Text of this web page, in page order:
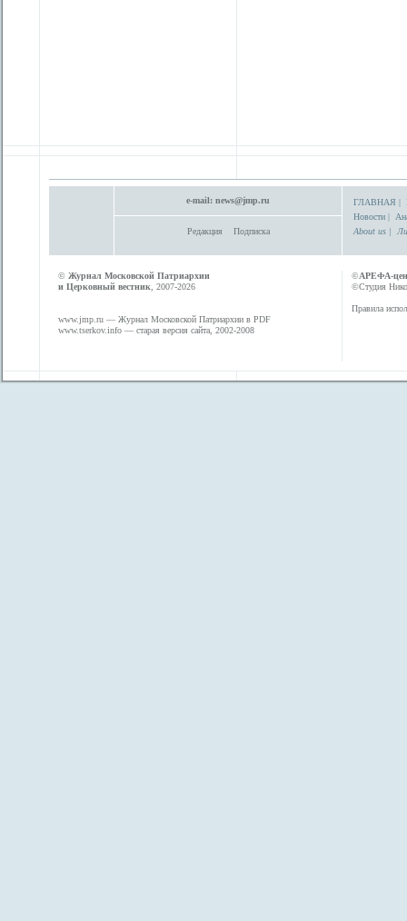
e-mail: news@jmp.ru
Редакция Подписка
ГЛАВНАЯ |
Новости |
About us |
© Журнал Московской Патриархии
и Церковный вестник , 2007-2026
www.jmp.ru — Журнал Московской Патриархии в PDF
www.tserkov.info — старая версия сайта, 2002-2008
©АРЕФА-
©Студия
Правила